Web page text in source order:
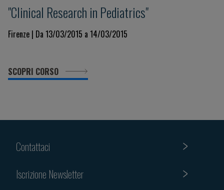
"Clinical Research in Pediatrics"
Firenze | Da 13/03/2015 a 14/03/2015
SCOPRI CORSO
Contattaci
Iscrizione Newsletter